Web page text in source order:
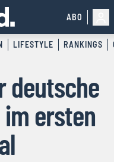
ABO
LIFESTYLE RANKINGS
deutsche
ersten